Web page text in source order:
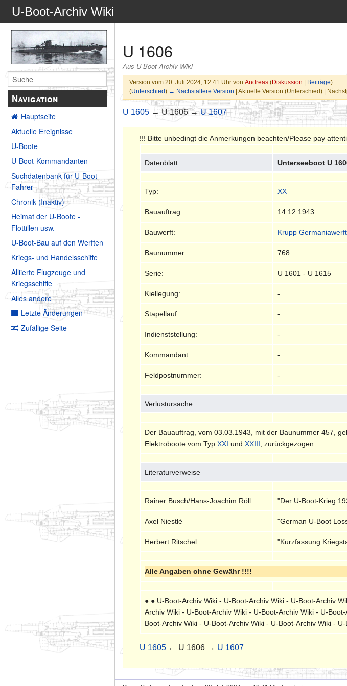
U-Boot-Archiv Wiki
Navigation
Hauptseite
Aktuelle Ereignisse
U-Boote
U-Boot-Kommandanten
Suchdatenbank für U-Boot-
Fahrer
Chronik (Inaktiv)
Heimat der U-Boote -
Flottillen usw.
U-Boot-Bau auf den Werften
Kriegs- und Handelsschiffe
Alliierte Flugzeuge und
Kriegsschiffe
Alles andere
Letzte Änderungen
Zufällige Seite
U 1606
Aus U-Boot-Archiv Wiki
Version vom 20. Juli 2024, 12:41 Uhr von Andreas (Diskussion Beiträge)
(Unterschied) ← Nächstältere Version | Aktuelle Version (Unterschied) |
U 1605 ← U 1606 →U 1607
!!! Bitte unbedingt die Anmerkungen beachten/Please pay
Datenblatt: Unterseeboot U
Typ: XX
Bauauftrag: 14.12.1943
Bauwerft: Krupp Germaniawerft
Baunummer: 768
Serie: U 1601 - U 1615
Kiellegung: -
Stapellauf: -
Indienststellung: -
Kommandant: -
Feldpostnummer: -
Verlustursache
Der Bauauftrag, vom 03.03.1943, mit der Baunummer 457,
Elektroboote vom TypXXI undXXIII , zurückgezogen.
Literaturverweise
Rainer Busch/Hans-Joachim Röll "Der U-Boot-Krieg
Axel Niestlé "German U-Boot
Herbert Ritschel "Kurzfassung
Alle Angaben ohne Gewähr !!!!
● ● U-Boot-Archiv Wiki - U-Boot-Archiv Wiki - U-Boot-Archiv
Archiv Wiki - U-Boot-Archiv Wiki - U-Boot-Archiv Wiki - U-
Boot-Archiv Wiki - U-Boot-Archiv Wiki - U-Boot-Archiv Wiki -
U 1605 ← U 1606 → U 1607